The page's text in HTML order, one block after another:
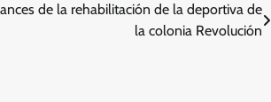
de la rehabilitación de la deportiva de
la colonia Revolución